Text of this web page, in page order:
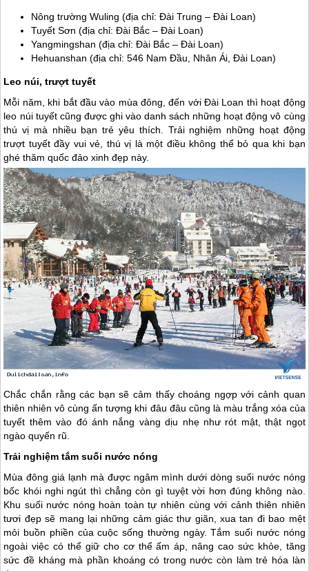
Nông trường Wuling (địa chỉ: Đài Trung –Đài Loan)
Tuyết Sơn (địa chỉ: Đài Bắc –Đài Loan)
Yangmingshan (địa chỉ: Đài Bắc –Đài Loan)
Hehuanshan (địa chỉ: 546 Nam Đầu, Nhân Ái,Đài Loan)
Leo núi, trượt tuyết
Mỗi năm, khi bắt đầu vào mùa đông, đến vớiĐài Loan thì hoạt động
leo núi tuyết cũng được ghi vào danh sách những hoạt động vô cùng
thú vị mà nhiều bạn trẻ yêu thích. Trải nghiệm những hoạt động
trượt tuyết đầy vui vẻ, thú vị là một điều không thể bỏ qua khi bạn
ghé thăm quốc đảo xinh đẹp này.
Chắc chắn rằng các bạn sẽ cảm thấy choáng ngợp với cảnh quan
thiên nhiên vô cùng ấn tượng khi đâu đâu cũng là màu trắng xóa của
tuyết thêm vào đó ánh nắng vàng dịu nhẹ như rót mật, thật ngọt
ngào quyến rũ.
Trải nghiệm tắm suối nước nóng
Mùa đông giá lạnh mà được ngâm mình dưới dòng suối nước nóng
bốc khói nghi ngút thì chẳng còn gì tuyệt vời hơn đúng không nào.
Khu suối nước nóng hoàn toàn tự nhiên cùng với cảnh thiên nhiên
tươi đẹp sẽ mang lại những cảm giác thư giãn, xua tan đi bao mệt
mỏi buồn phiền của cuộc sống thường ngày. Tắm suối nước nóng
ngoài việc có thể giữ cho cơ thể ấm áp, nâng cao sức khỏe, tăng
sức đề kháng mà phần khoáng có trong nước còn làm trẻ hóa làn